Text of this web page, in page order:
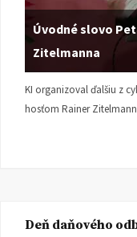
Úvodné slovo
Zitelmanna
KI organizoval ďalšiu z
hosťom Rainer
Deň daňového